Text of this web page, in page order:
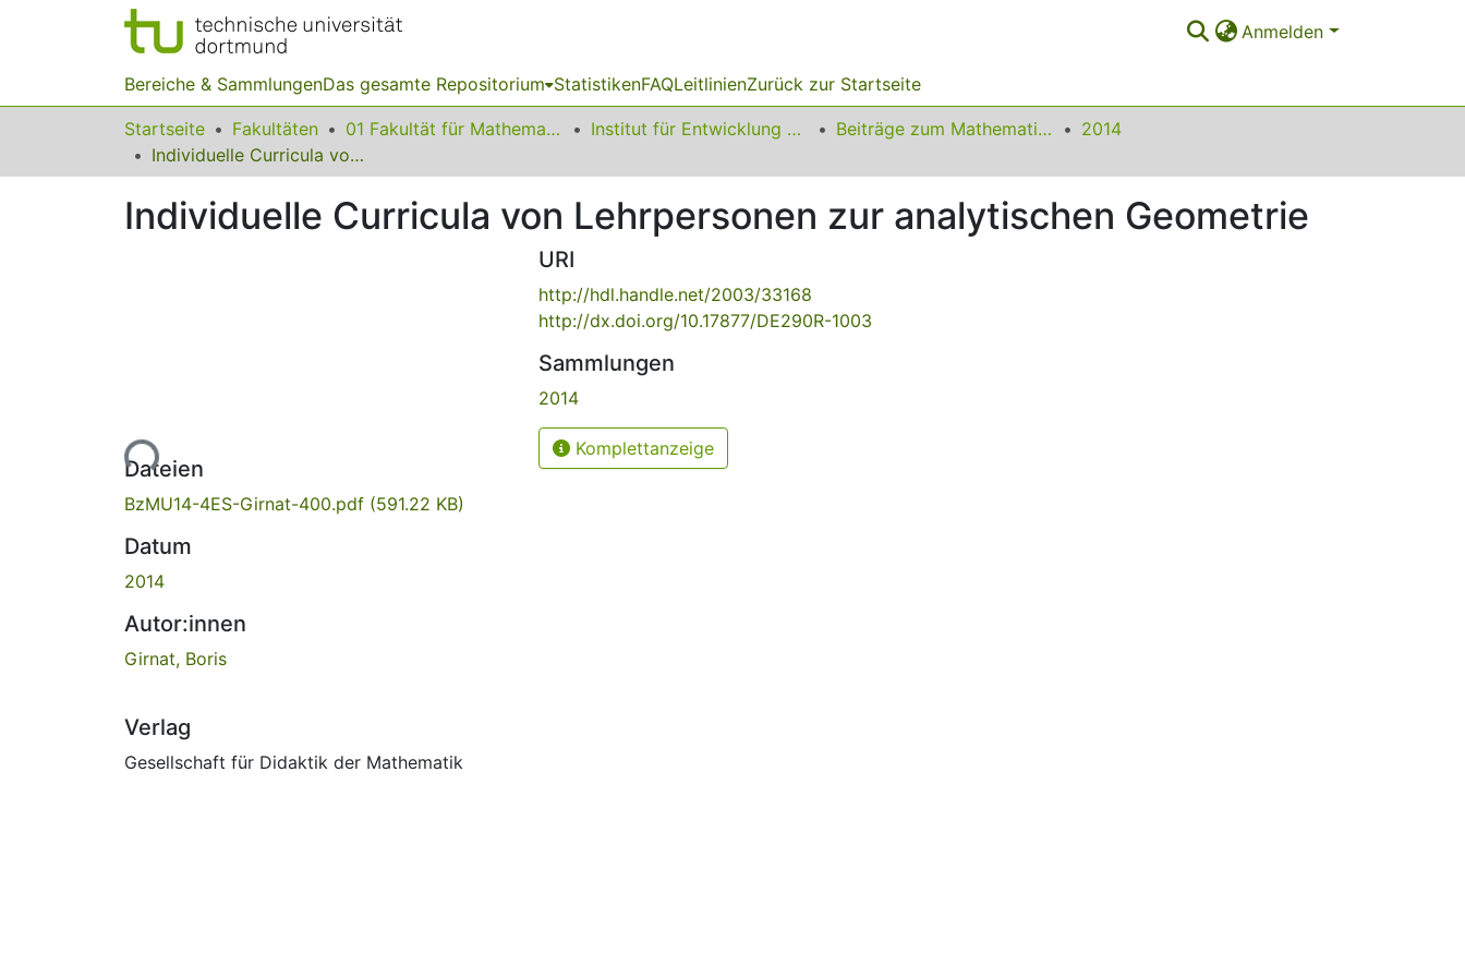
Anmelden
Bereiche & SammlungenDas gesamte Repositorium StatistikenFAQLeitlinienZurück zur Startseite
Startseite Fakultäten 01 Fakultät für Mathematik Institut für Entwicklung und Erforschung des Mathematikunterrichts Beiträge zum Mathematikunterricht
2014
Individuelle Curricula von Lehrpersonen zur analytischen Geometrie
Individuelle Curricula von Lehrpersonen zur analytischen Geometrie
Lade...
Dateien
BzMU14-4ES-Girnat-400.pdf (591.22 KB)
Datum
2014
Autor:innen
Girnat, Boris
Verlag
Gesellschaft für Didaktik der Mathematik
URI
http://hdl.handle.net/2003/33168
http://dx.doi.org/10.17877/DE290R-1003
Sammlungen
2014
Komplettanzeige